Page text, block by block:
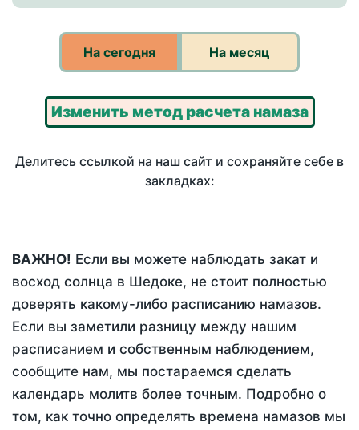
На сегодня На месяц
Изменить метод расчета намаза
Делитесь ссылкой на наш сайт и сохраняйте себе в
закладках:
ВАЖНО! Если вы можете наблюдать закат и
восход солнца в Шедоке, не стоит полностью
доверять какому-либо расписанию намазов.
Если вы заметили разницу между нашим
расписанием и собственным наблюдением,
сообщите нам, мы постараемся сделать
календарь молитв более точным. Подробно о
том, как точно определять времена намазов мы